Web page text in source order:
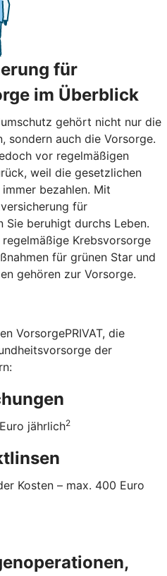
für
im Überblick
gehört nicht nur die
sondern auch die Vorsorge.
vor regelmäßigen
weil die gesetzlichen
bezahlen. Mit
für
Sie beruhigt durchs Leben.
Krebsvorsorge
für grünen Star und
gehören zur Vorsorge.
VorsorgePRIVAT, die
der
jährlich2
Kosten – max. 400 Euro